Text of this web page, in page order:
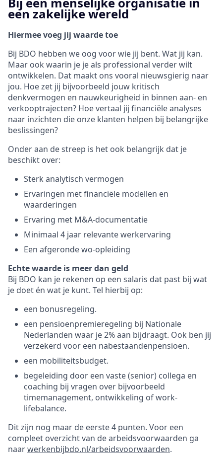
een zakelijke wereld
Hiermee voeg jij waarde toe
Bij BDO hebben we oog voor wie jij bent. Wat jij kan.
Maar ook waarin je je als professional verder wilt
ontwikkelen. Dat maakt ons vooral nieuwsgierig naar
jou. Hoe zet jij bijvoorbeeld jouw kritisch
denkvermogen en nauwkeurigheid in binnen aan‑ en
verkooptrajecten? Hoe vertaal jij financiële analyses
naar inzichten die onze klanten helpen bij belangrijke
beslissingen?
Onder aan de streep is het ook belangrijk dat je
beschikt over:
Sterk analytisch vermogen
Ervaringen met financiële modellen en
waarderingen
Ervaring met M&A-documentatie
Minimaal 4 jaar relevante werkervaring
Een afgeronde wo-opleiding
Echte waarde is meer dan geld
Bij BDO kan je rekenen op een salaris dat past bij wat
je doet én wat je kunt. Tel hierbij op:
een bonusregeling.
een pensioenpremieregeling bij Nationale
Nederlanden waar je 2% aan bijdraagt. Ook ben jij
verzekerd voor een nabestaandenpensioen.
een mobiliteitsbudget.
begeleiding door een vaste (senior) collega en
coaching bij vragen over bijvoorbeeld
timemanagement, ontwikkeling of work-
lifebalance.
Dit zijn nog maar de eerste 4 punten. Voor een
compleet overzicht van de arbeidsvoorwaarden ga
naarwerkenbijbdo.nl/arbeidsvoorwaarden.